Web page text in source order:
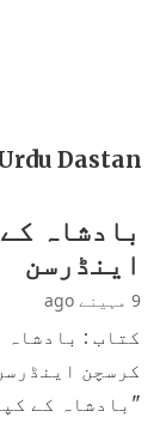
Dastan
بادشاہ
اینڈرسن
9 مہینے ago
کتاب :
کرسچن
"بادشاہ کے